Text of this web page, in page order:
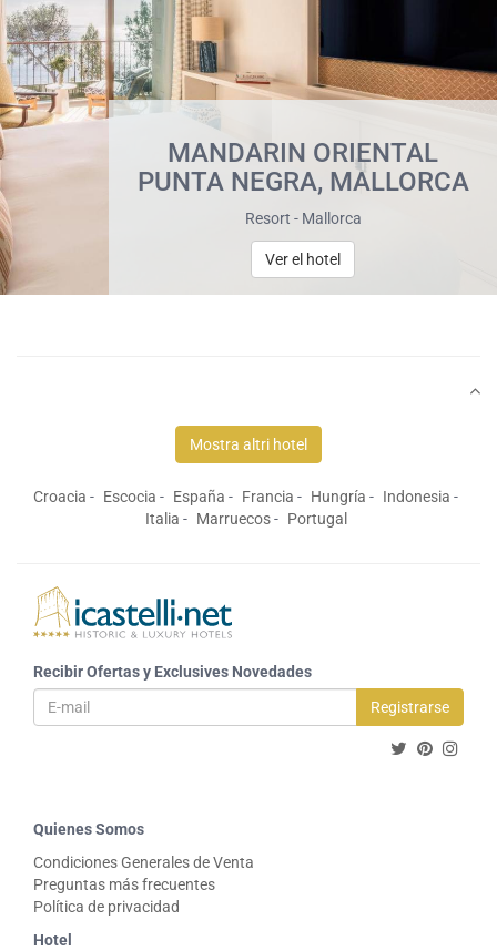
MANDARIN ORIENTAL
PUNTA NEGRA, MALLORCA
Resort - Mallorca
Ver el hotel
Mostra altri hotel
Croacia Escocia España Francia Hungría
Indonesia
Italia
Marruecos Portugal
Recibir Ofertas y Exclusives Novedades
Registrarse
Quienes Somos
Condiciones Generales de Venta
Preguntas más frecuentes
Política de privacidad
Hotel